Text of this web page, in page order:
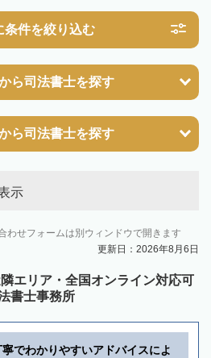
条件を絞り込む
ら司法書士を探す
ら司法書士を探す
示
わせフォームは別ウィンドウで開きます
更新日：2026年8月6日
エリア・全国オンライン対応可
書士事務所
寧でわかりやすいアドバイスによ